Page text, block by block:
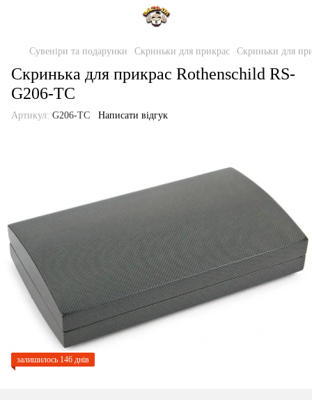
Сувеніри та подарунки Скриньки для прикрас Скриньки для
Скринька для прикрас Rothenschild RS-
G206-TC
Артикул: G206-TC Написати відгук
залишилось 146 днів